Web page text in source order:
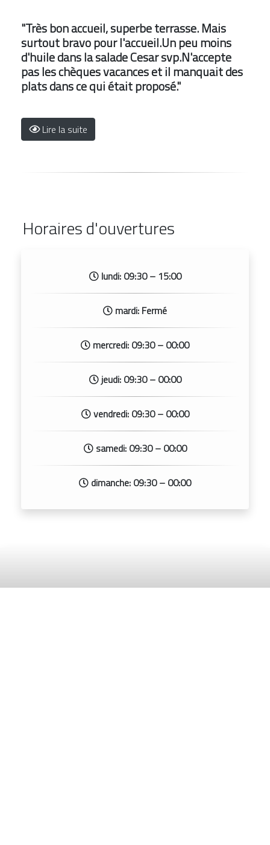
"Très bon accueil, superbe terrasse. Mais
surtout bravo pour l'accueil.Un peu moins
d'huile dans la salade Cesar svp.N'accepte
pas les chèques vacances et il manquait des
plats dans ce qui était proposé."
Lire la suite
Horaires d'ouvertures
lundi: 09:30 – 15:00
mardi: Fermé
mercredi: 09:30 – 00:00
jeudi: 09:30 – 00:00
vendredi: 09:30 – 00:00
samedi: 09:30 – 00:00
dimanche: 09:30 – 00:00